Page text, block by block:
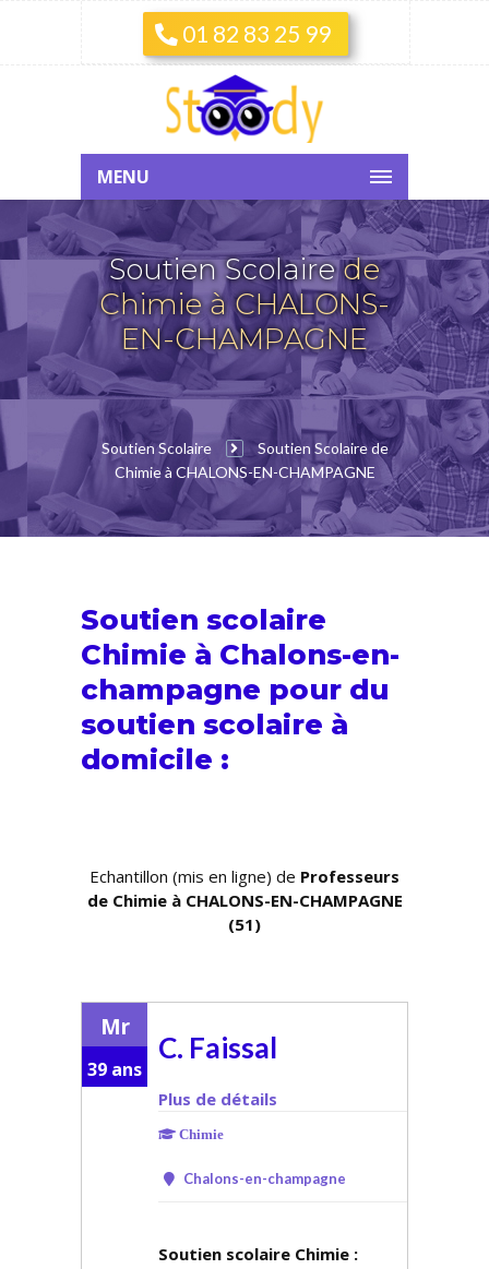
01 82 83 25 99
MENU
Soutien Scolairede
Chimie à CHALONS-
EN-CHAMPAGNE
Soutien Scolaire
Soutien Scolaire de
Chimie à CHALONS-EN-CHAMPAGNE
Soutien scolaire
Chimie à Chalons-en-
champagne pour du
soutien scolaire à
domicile :
Echantillon (mis en ligne) de Professeurs
de Chimie à CHALONS-EN-CHAMPAGNE
(51)
Mr
39 ans
C. Faissal
Plus de détails
Chimie
Chalons-en-champagne
Soutien scolaire Chimie :